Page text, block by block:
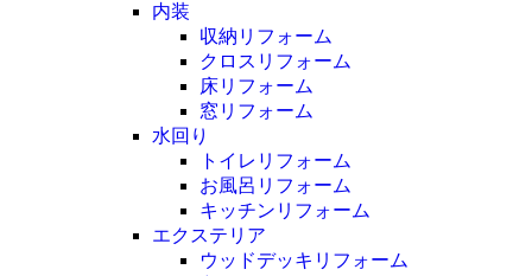
内装
収納リフォーム
クロスリフォーム
床リフォーム
窓リフォーム
水回り
トイレリフォーム
お風呂リフォーム
キッチンリフォーム
エクステリア
ウッドデッキリフォーム